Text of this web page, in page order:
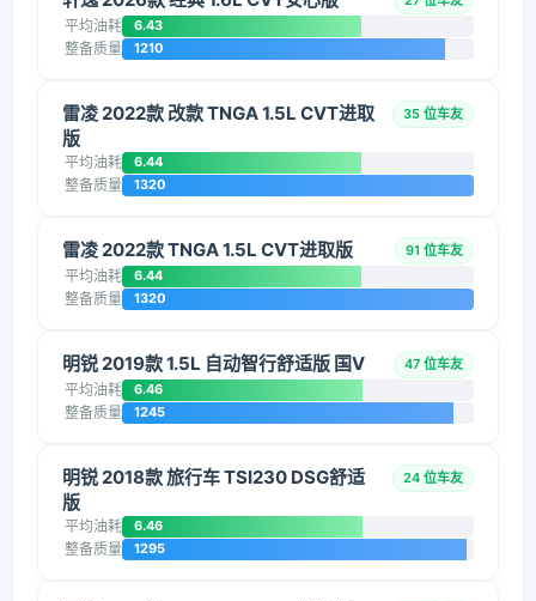
平均油耗 6.43
整备质量 1210
雷凌 2022款 改款 TNGA 1.5L CVT进取
版
35 位车友
平均油耗 6.44
整备质量 1320
雷凌 2022款 TNGA 1.5L CVT进取版 91 位车友
平均油耗 6.44
整备质量 1320
明锐 2019款 1.5L 自动智行舒适版 国V 47 位车友
平均油耗 6.46
整备质量 1245
明锐 2018款 旅行车 TSI230 DSG舒适
版
24 位车友
平均油耗 6.46
整备质量 1295